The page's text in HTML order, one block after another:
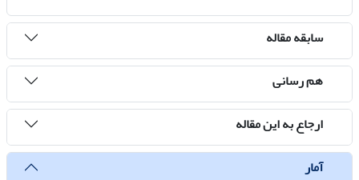
سابقه مقاله
هم رسانی
ارجاع به این مقاله
آمار